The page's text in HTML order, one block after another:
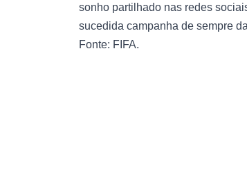
sonho partilhado nas redes
sucedida campanha de sempre
Fonte: FIFA.